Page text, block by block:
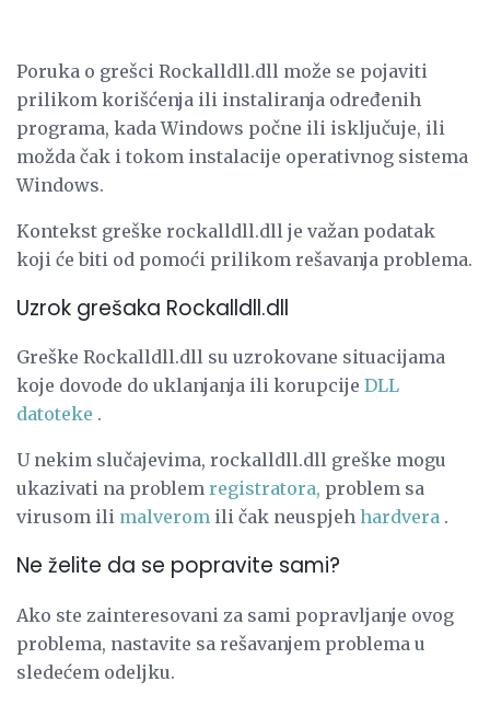
Poruka o grešci Rockalldll.dll može se pojaviti
prilikom korišćenja ili instaliranja određenih
programa, kada Windows počne ili isključuje, ili
možda čak i tokom instalacije operativnog sistema
Windows.
Kontekst greške rockalldll.dll je važan podatak
koji će biti od pomoći prilikom rešavanja problema.
Uzrok grešaka Rockalldll.dll
Greške Rockalldll.dll su uzrokovane situacijama
koje dovode do uklanjanja ili korupcije DLL
datoteke .
U nekim slučajevima, rockalldll.dll greške mogu
ukazivati ​​na problem registratora, problem sa
virusom ili malverom ili čak neuspjeh hardvera .
Ne želite da se popravite sami?
Ako ste zainteresovani za sami popravljanje ovog
problema, nastavite sa rešavanjem problema u
sledećem odeljku.